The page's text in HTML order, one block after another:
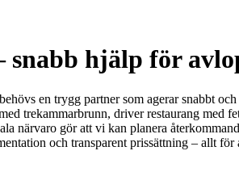
snabb hjälp för
en trygg partner som agerar snabbt
trekammarbrunn, driver restaurang
närvaro gör att vi kan planera
och transparent prissättning – allt